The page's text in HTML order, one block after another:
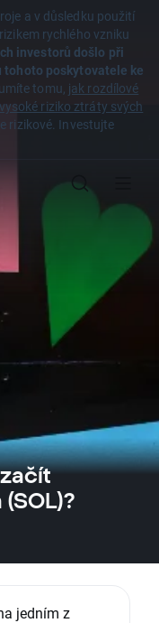
a v důsledku použití
rychlého vzniku
investorů došlo při
poskytovatele ke
tomu, jak rozdílové
riziko ztráty svých
rizikové. Investujte
jedním z